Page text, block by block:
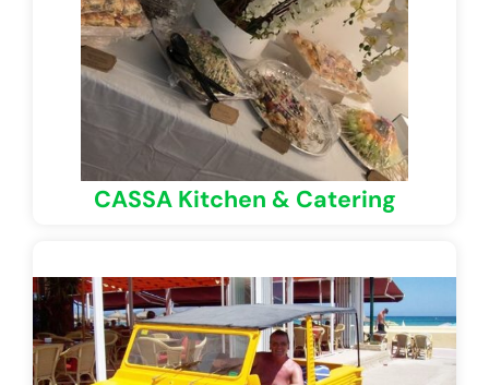
CASSA Kitchen & Catering